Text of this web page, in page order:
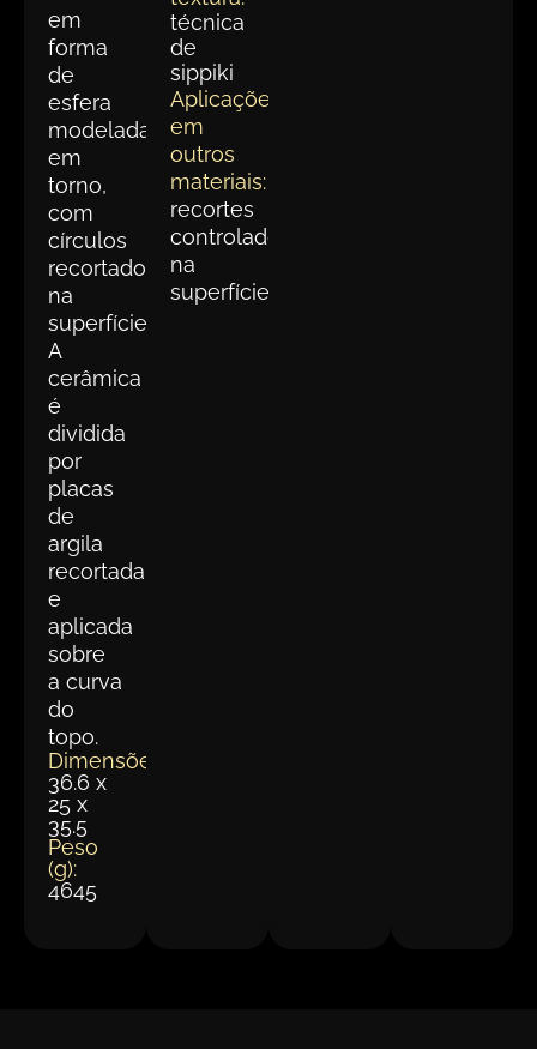
em
forma
de
esfera
modelada
em
torno,
com
círculos
recortados
na
superfície.
A
cerâmica
é
dividida
por
placas
de
argila
recortada
e
aplicada
sobre
a curva
do
topo.
Dimensões(cm):
36.6 x
25 x
35.5
Peso
(g):
4645
técnica
de
sippiki
Aplicações
em
outros
materiais:
recortes
controlados
na
superfície